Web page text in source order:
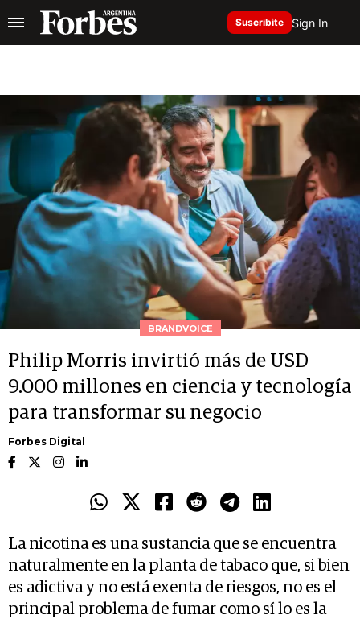
Suscribite Sign In
BRANDVOICE
Philip Morris invirtió más de USD
9.000 millones en ciencia y tecnología
para transformar su negocio
Forbes Digital
La nicotina es una sustancia que se encuentra
naturalmente en la planta de tabaco que, si bien
es adictiva y no está exenta de riesgos, no es el
principal problema de fumar como sí lo es la